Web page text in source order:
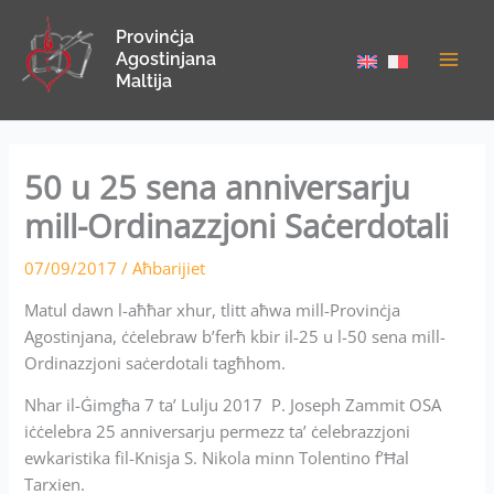
content
Provinċja
Agostinjana
Maltija
50 u 25 sena anniversarju
mill-Ordinazzjoni Saċerdotali
07/09/2017/Aħbarijiet
Matul dawn l-aħħar xhur, tlitt aħwa mill-Provinċja
Agostinjana, ċċelebraw b’ferħ kbir il-25 u l-50 sena mill-
Ordinazzjoni saċerdotali tagħhom.
Nhar il-Ġimgħa 7 ta’ Lulju 2017 P. Joseph Zammit OSA
iċċelebra 25 anniversarju permezz ta’ ċelebrazzjoni
ewkaristika fil-Knisja S. Nikola minn Tolentino f’Ħal
Tarxien.